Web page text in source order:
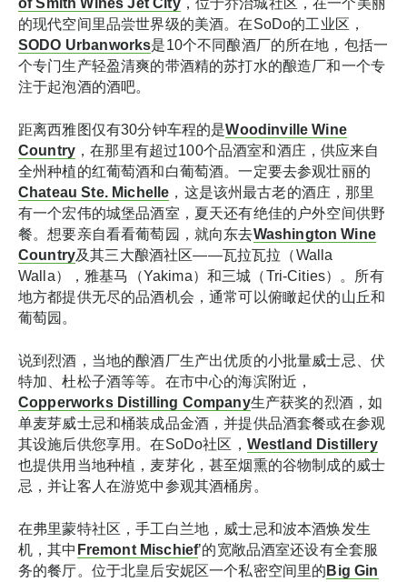
的现代空间里品尝世界级的美酒。在SoDo的工业区，
SODO Urbanworks是10个不同酿酒厂的所在地，包括一
个专门生产轻盈清爽的带酒精的苏打水的酿造厂和一个专
注于起泡酒的酒吧。
距离西雅图仅有30分钟车程的是Woodinville Wine
Country ，在那里有超过100个品酒室和酒庄，供应来自
全州种植的红葡萄酒和白葡萄酒。一定要去参观壮丽的
Chateau Ste. Michelle ，这是该州最古老的酒庄，那里
有一个宏伟的城堡品酒室，夏天还有绝佳的户外空间供野
餐。想要亲自看看葡萄园，就向东去Washington Wine
Country及其三大酿酒社区——瓦拉瓦拉（Walla
Walla），雅基马（Yakima）和三城（Tri-Cities）。所有
地方都提供无尽的品酒机会，通常可以俯瞰起伏的山丘和
葡萄园。
说到烈酒，当地的酿酒厂生产出优质的小批量威士忌、伏
特加、杜松子酒等等。在市中心的海滨附近，
Copperworks Distilling Company生产获奖的烈酒，如
单麦芽威士忌和桶装成品金酒，并提供品酒套餐或在参观
其设施后供您享用。在SoDo社区， Westland Distillery
也提供用当地种植，麦芽化，甚至烟熏的谷物制成的威士
忌，并让客人在游览中参观其酒桶房。
在弗里蒙特社区，手工白兰地，威士忌和波本酒焕发生
机，其中 Fremont Mischief’的宽敞品酒室还设有全套服
务的餐厅。位于北皇后安妮区一个私密空间里的 Big Gin